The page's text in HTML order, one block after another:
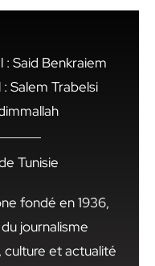
Said Benkraiem
Salem Trabelsi
Tunisie
fondé en 1936,
journalisme
culture et actualité